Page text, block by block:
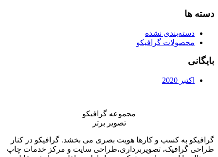
دسته ها
دسته‌بندی نشده
محصولات گرافیکو
بایگانی
اکتبر 2020
مجموعه گرافیکو
تصویر برتر
گرافیکو به کسب و کارها هویت بصری می بخشد. گرافیکو در کنار
طراحی گرافیک، تصویربرداری،طراحی سایت و مرکز خدمات چاپ